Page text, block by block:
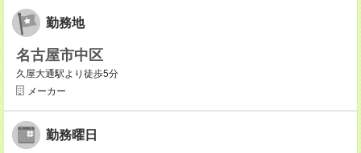
勤務地
名古屋市中区
久屋大通駅より徒歩5分
メーカー
勤務曜日